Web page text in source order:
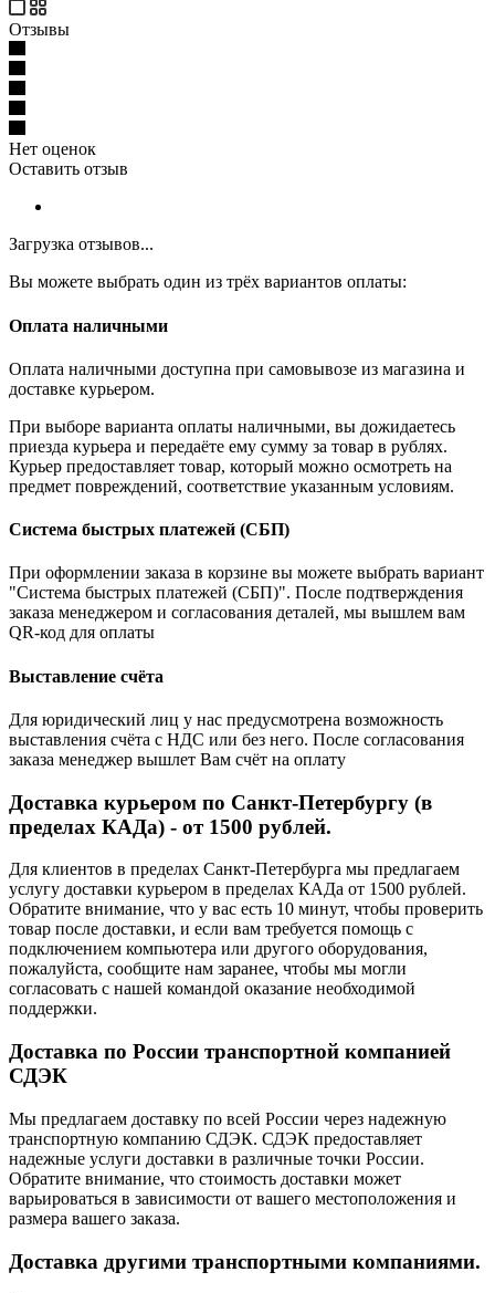
Отзывы
Нет оценок
Оставить отзыв
Загрузка отзывов...
Вы можете выбрать один из трёх вариантов оплаты:
Оплата наличными
Оплата наличными доступна при самовывозе из магазина и
доставке курьером.
При выборе варианта оплаты наличными, вы дожидаетесь
приезда курьера и передаёте ему сумму за товар в рублях.
Курьер предоставляет товар, который можно осмотреть на
предмет повреждений, соответствие указанным условиям.
Система быстрых платежей (СБП)
При оформлении заказа в корзине вы можете выбрать вариант
"Система быстрых платежей (СБП)". После подтверждения
заказа менеджером и согласования деталей, мы вышлем вам
QR-код для оплаты
Выставление счёта
Для юридический лиц у нас предусмотрена возможность
выставления счёта с НДС или без него. После согласования
заказа менеджер вышлет Вам счёт на оплату
Доставка курьером по Санкт-Петербургу (в
пределах КАДа) - от 1500 рублей.
Для клиентов в пределах Санкт-Петербурга мы предлагаем
услугу доставки курьером в пределах КАДа от 1500 рублей.
Обратите внимание, что у вас есть 10 минут, чтобы проверить
товар после доставки, и если вам требуется помощь с
подключением компьютера или другого оборудования,
пожалуйста, сообщите нам заранее, чтобы мы могли
согласовать с нашей командой оказание необходимой
поддержки.
Доставка по России транспортной компанией
СДЭК
Мы предлагаем доставку по всей России через надежную
транспортную компанию СДЭК. СДЭК предоставляет
надежные услуги доставки в различные точки России.
Обратите внимание, что стоимость доставки может
варьироваться в зависимости от вашего местоположения и
размера вашего заказа.
Доставка другими транспортными компаниями.